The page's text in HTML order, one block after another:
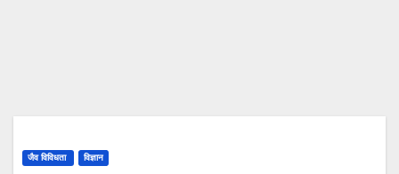
जैव विविधता विज्ञान